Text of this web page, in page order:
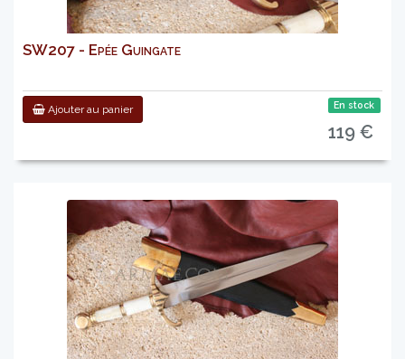
SW207 - Epée Guingate
Ajouter au panier En stock
119 €